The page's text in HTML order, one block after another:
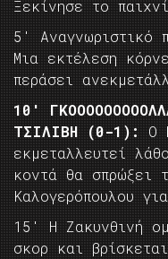
Ξεκίνησε το
5′ Αναγνωριστικό
Μια εκτέλεση
περάσει
10′
ΤΣΙΛΙΒΗ (0-1):
Ο
εκμεταλλευτεί
κοντά θα σπρώξει
Καλογερόπουλου
15′ Η Ζακυνθινή
σκορ και